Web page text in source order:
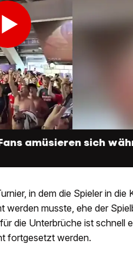
amüsieren sich
in dem die Spieler in die
musste, ehe der
die Unterbrüche ist schnell
fortgesetzt werden.